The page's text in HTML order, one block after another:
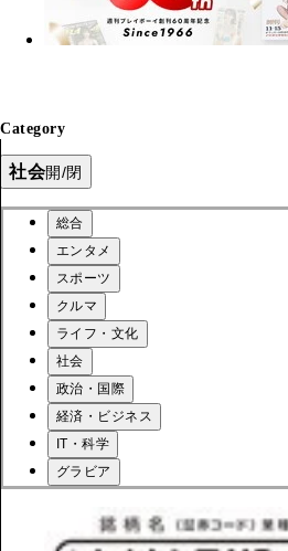
Category
社会開/閉
総合
エンタメ
スポーツ
クルマ
ライフ・文化
社会
政治・国際
経済・ビジネス
IT・科学
グラビア